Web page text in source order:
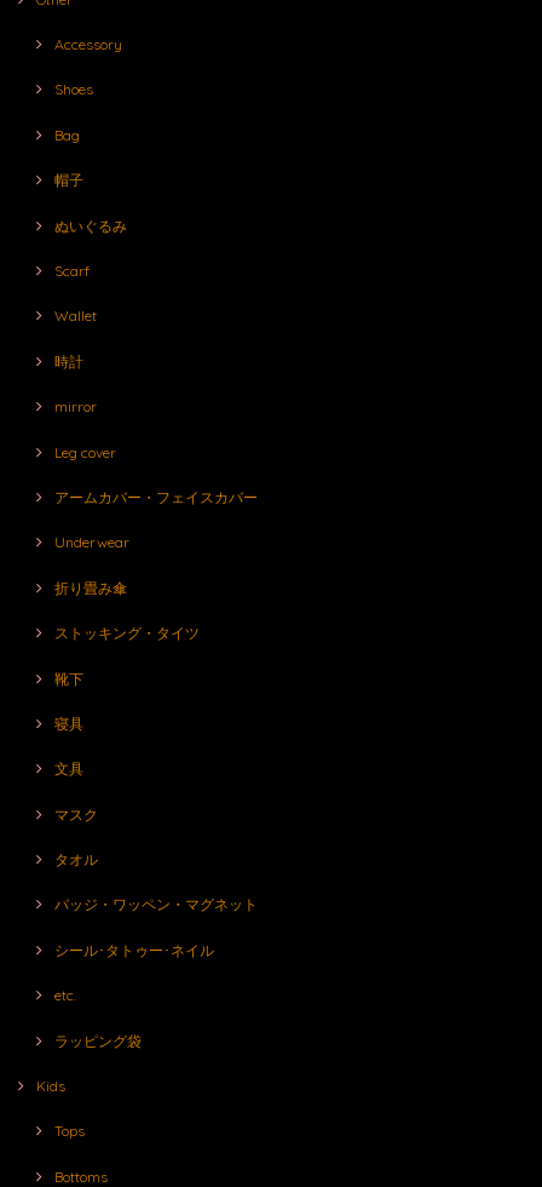
Accessory
Shoes
Bag
帽子
ぬいぐるみ
Scarf
Wallet
時計
mirror
Leg cover
アームカバー・フェイスカバー
Underwear
折り畳み傘
ストッキング・タイツ
靴下
寝具
文具
マスク
タオル
バッジ・ワッペン・マグネット
シール･タトゥー･ネイル
etc.
ラッピング袋
Kids
Tops
Bottoms